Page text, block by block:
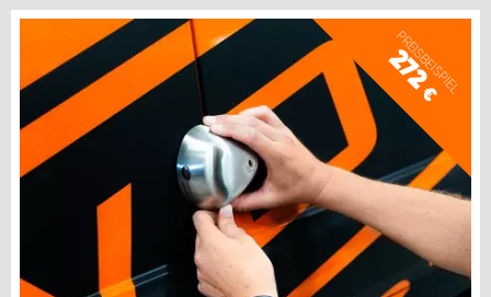
PREISBEISPIEL
272
€